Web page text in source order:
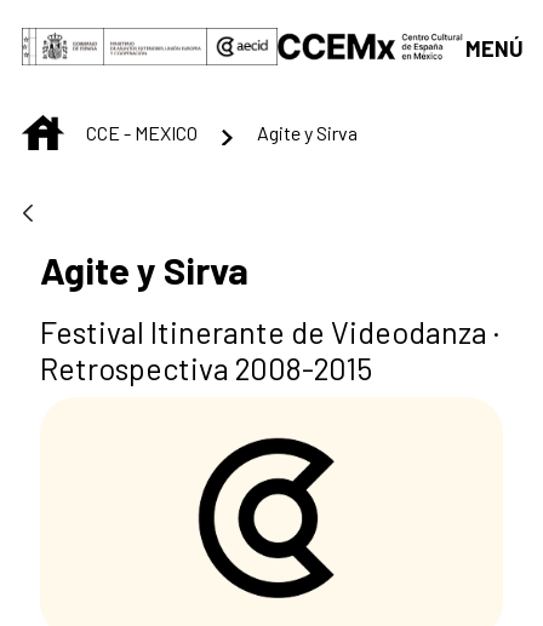
Saltar al contenido principal
MENÚ
INICIOCCE - MEXICO Agite y Sirva
Agite y Sirva
Festival Itinerante de Videodanza ·
Retrospectiva 2008-2015